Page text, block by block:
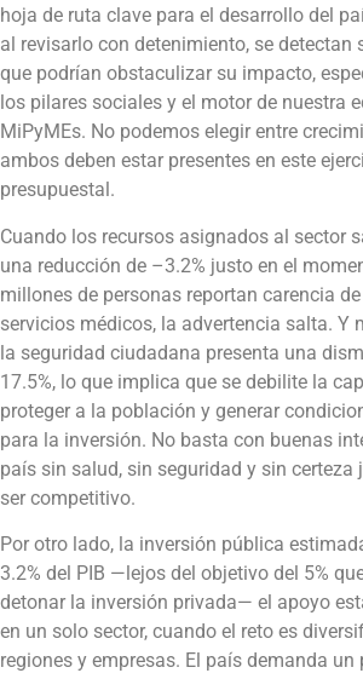
hoja de ruta clave para el desarrollo del
al revisarlo con detenimiento, se detectan
que podrían obstaculizar su impacto,
los pilares sociales y el motor de nuestra
MiPyMEs. No podemos elegir entre
ambos deben estar presentes en este
presupuestal.
Cuando los recursos asignados al sector
una reducción de –3.2% justo en el
millones de personas reportan carencia
servicios médicos, la advertencia salta. Y
la seguridad ciudadana presenta una
17.5%, lo que implica que se debilite la
proteger a la población y generar
para la inversión. No basta con buenas
país sin salud, sin seguridad y sin certeza
ser competitivo.
Por otro lado, la inversión pública
3.2% del PIB —lejos del objetivo del 5%
detonar la inversión privada— el apoyo
en un solo sector, cuando el reto es
regiones y empresas. El país demanda un